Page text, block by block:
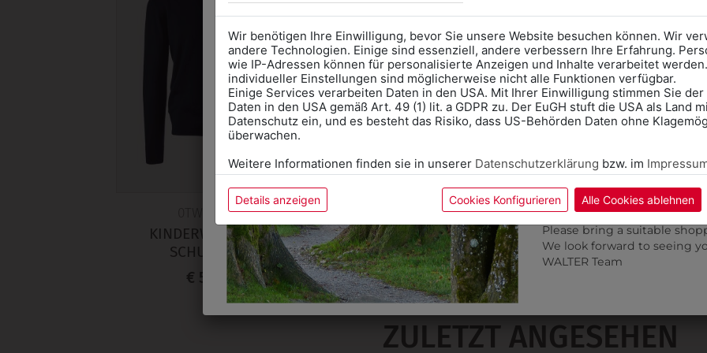
0TW569401
KINDERWESTE MIT
SCHULLOGO
€ 58,90
0TW02102055
KINDER SWEATER MIT
SCHULLOGO
€ 24,90
0TW021020580
KINDER SWEATER
SCHULLOGO
ZULETZT ANGESEHEN
Wir benötigen Ihre Einwilligung, bevor Sie unsere Website besuchen können. Wir
andere Technologien. Einige sind essenziell, andere verbessern Ihre Erfahrung.
wie IP-Adressen können für personalisierte Anzeigen und Inhalte verarbeitet
individueller Einstellungen sind möglicherweise nicht alle Funktionen verfügbar.
Einige Services verarbeiten Daten in den USA. Mit Ihrer Einwilligung stimmen Sie
Daten in den USA gemäß Art. 49 (1) lit. a GDPR zu. Der EuGH stuft die USA als Land
Datenschutz ein, und es besteht das Risiko, dass US-Behörden Daten ohne
überwachen.
Weitere Informationen finden sie in unserer Datenschutzerklärung bzw. im
Details anzeigen Cookies Konfigurieren Alle Cookies ablehnen
AnprobeVorort im
das Kalendersymbol.
Ohne Termin kann es zu
Bitte nehmen Sie eine
für Ihren Einkauf mit.
Wir freuen uns - Das
correct school.
calendar icon.
Without an appointment,
Please bring a suitable
We look forward to seeing
WALTER Team